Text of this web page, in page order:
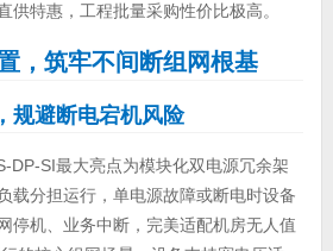
供特惠，工程批量采购性价比极高。
，筑牢不间断组网根基
规避断电宕机风险
DP-SI最大亮点为模块化双电源冗余架
载分担运行，单电源故障或断电时设备
停机、业务中断，完美适配机房无人值